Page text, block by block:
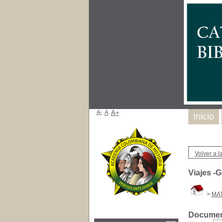
Volver a
Viajes -
>
Inicio
A- A A+